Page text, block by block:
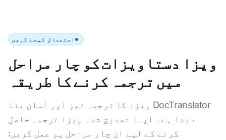
استعمال کیسے کریں
ویزا دستاویزات کو چار مراحل
میں ترجمہ کرنے کا طریقہ
DocTranslator ویزا کا ترجمہ تیز اور آسان بنا
دیتا ہے۔ اپنا تصدیق شدہ ویزا ترجمہ حاصل
کرنے کے لیے ان چار مراحل پر عمل کریں: